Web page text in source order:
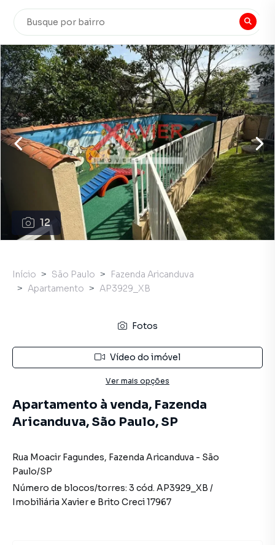
12
Início São Paulo
Fazenda Aricanduva
Apartamento
AP3929_XB
Fotos
Vídeo do imóvel
Ver mais opções
Apartamento à venda, Fazenda
Aricanduva, São Paulo, SP
Rua Moacir Fagundes, Fazenda Aricanduva - São
Paulo/SP
Número de blocos/torres: 3 cód. AP3929_XB /
Imobiliária Xavier e Brito Creci17967